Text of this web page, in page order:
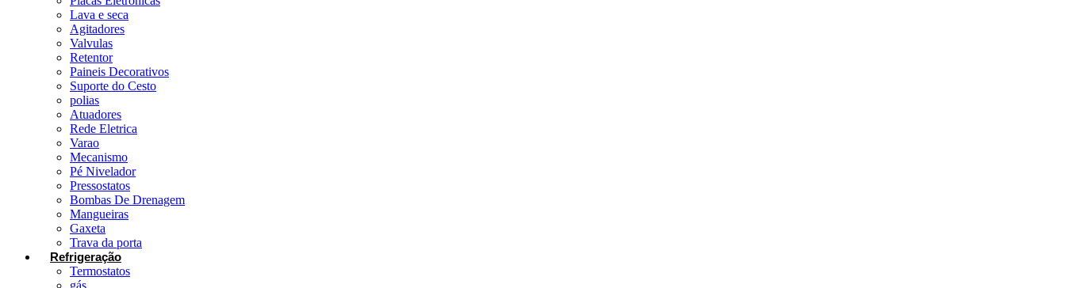
Lava e seca
Agitadores
Valvulas
Retentor
Paineis Decorativos
Suporte do Cesto
polias
Atuadores
Rede Eletrica
Varao
Mecanismo
Pé Nivelador
Pressostatos
Bombas De Drenagem
Mangueiras
Gaxeta
Trava da porta
Refrigeração
Termostatos